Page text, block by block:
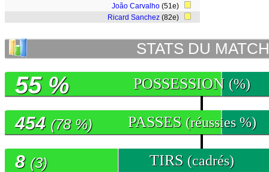
João Carvalho (51e)
Ricard Sanchez (82e)
STATS DU MATCH
POSSESSION (%)
55 %
PASSES (réussies %)
454 (78 %)
TIRS (cadrés)
8 (3)